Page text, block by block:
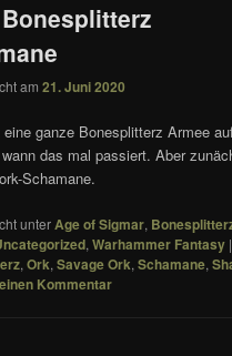
am21. Juni 2020
ganze Bonesplitterz Armee
das mal passiert. Aber
Schamane.
unter Age of Sigmar,
,Warhammer Fantasy
,Ork,Savage Ork,Schamane,
Kommentar